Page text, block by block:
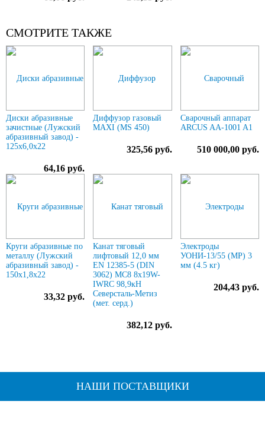
СМОТРИТЕ ТАКЖЕ
Диски абразивные
зачистные (Лужский
абразивный завод) -
125х6,0х22
64,16 руб.
Диффузор газовый
MAXI (MS 450)
325,56 руб.
Сварочный аппарат
ARCUS AA-1001 A1
510 000,00 руб.
Круги абразивные по
металлу (Лужский
абразивный завод) -
150х1,8х22
33,32 руб.
Канат тяговый
лифтовый 12,0 мм
EN 12385-5 (DIN
3062) МС8 8х19W-
IWRC 98,9кН
Северсталь-Метиз
(мет. cерд.)
382,12 руб.
Электроды
УОНИ-13/55 (МР) 3
мм (4.5 кг)
204,43 руб.
НАШИ ПОСТАВЩИКИ